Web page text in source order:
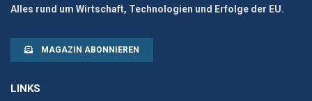
Alles rund um Wirtschaft, Technologien und Erfolge der EU.
MAGAZIN ABONNIEREN
LINKS